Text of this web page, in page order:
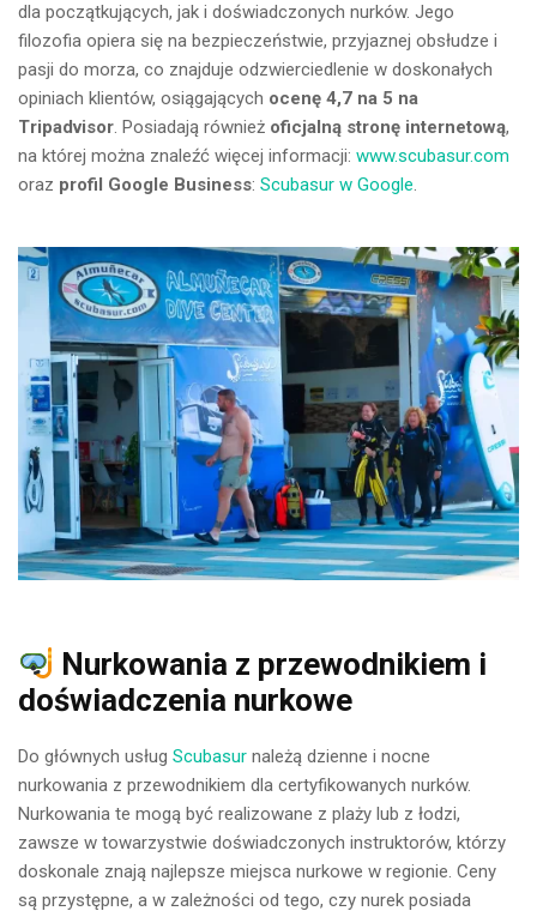
dla początkujących, jak i doświadczonych nurków. Jego
filozofia opiera się na bezpieczeństwie, przyjaznej obsłudze i
pasji do morza, co znajduje odzwierciedlenie w doskonałych
opiniach klientów, osiągających ocenę 4,7 na 5 na
Tripadvisor. Posiadają również oficjalną stronę internetową,
na której można znaleźć więcej informacji: www.scubasur.com
oraz profil Google Business: Scubasur w Google.
Nurkowania z przewodnikiem i
doświadczenia nurkowe
Do głównych usług Scubasur należą dzienne i nocne
nurkowania z przewodnikiem dla certyfikowanych nurków.
Nurkowania te mogą być realizowane z plaży lub z łodzi,
zawsze w towarzystwie doświadczonych instruktorów, którzy
doskonale znają najlepsze miejsca nurkowe w regionie. Ceny
są przystępne, a w zależności od tego, czy nurek posiada